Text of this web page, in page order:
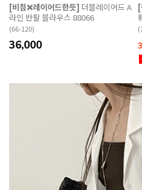
[비침❌레이어드한듯] 더블레이어드 A
라인 반팔 블라우스 88066
(66-120)
36,000
[